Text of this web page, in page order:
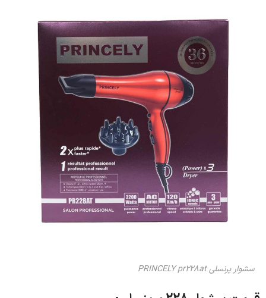
سشوار پرنسلی PRINCELY pr228at